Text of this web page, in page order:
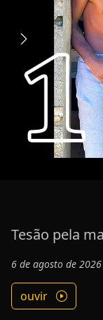
Tesão pela
6 de agosto de 2026
ouvir